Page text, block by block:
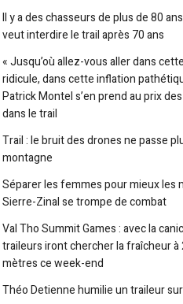
Il y a des chasseurs de plus de 80
veut interdire le trail après 70 ans
« Jusqu’où allez-vous aller dans
ridicule, dans cette inflation
Patrick Montel s’en prend au prix
dans le trail
Trail : le bruit des drones ne passe
montagne
Séparer les femmes pour mieux les
Sierre-Zinal se trompe de combat
Val Tho Summit Games : avec la
traileurs iront chercher la fraîcheur à
mètres ce week-end
Théo Detienne humilie un traileur